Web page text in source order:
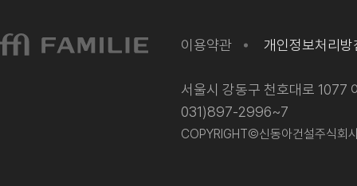
이용약관 개인정보처리방
서울시 강동구 천호대로
031)897-2996~7
COPYRIGHT©신동아건설주식회